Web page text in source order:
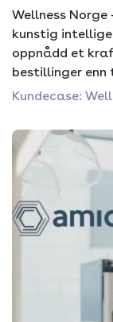
Wellness Norge
kunstig
oppnådd et
bestillinger enn
Kundecase: